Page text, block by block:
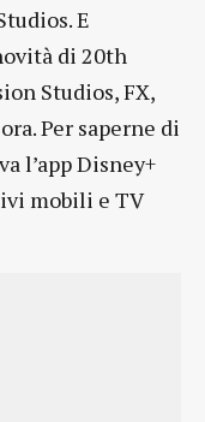
E
di 20th
Studios, FX,
Per saperne di
l’app Disney+
mobili e TV